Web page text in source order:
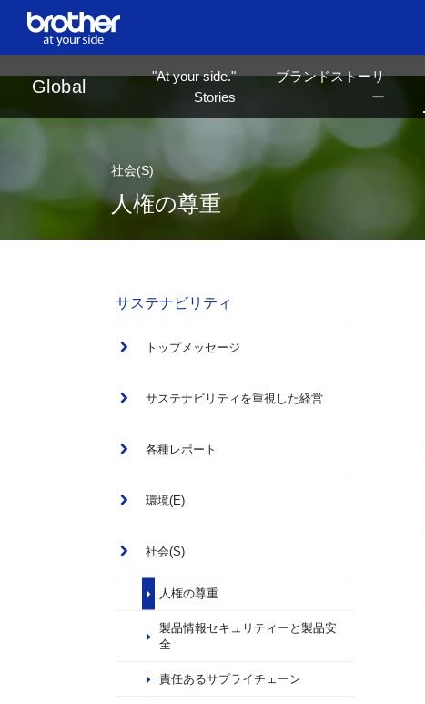
ja日本語Global
"At your side."
Stories
ブランドストーリ
ー
社会(S)
人権の尊重
サステナビリティ
トップメッセージ
サステナビリティを重視した経営
各種レポート
環境(E)
社会(S)
人権の尊重
製品情報セキュリティーと製品安
全
責任あるサプライチェーン